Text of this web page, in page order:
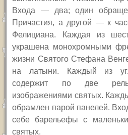
Входа — два; один
Причастия, а другой — к
Фелициана. Каждая из
украшена монохромными
жизни Святого Стефана
на латыни. Каждый из
содержит по две
изображениями святых.
обрамлен парой панелей.
себе барельефы с
святых.